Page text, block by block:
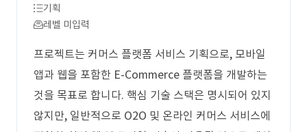
기획
레벨 미입력
프로젝트는 커머스 플랫폼 서비스 기획으로, 모바일
앱과 웹을 포함한 E-Commerce 플랫폼을 개발하는
것을 목표로 합니다. 핵심 기술 스택은 명시되어 있지
않지만, 일반적으로 O2O 및 온라인 커머스 서비스에